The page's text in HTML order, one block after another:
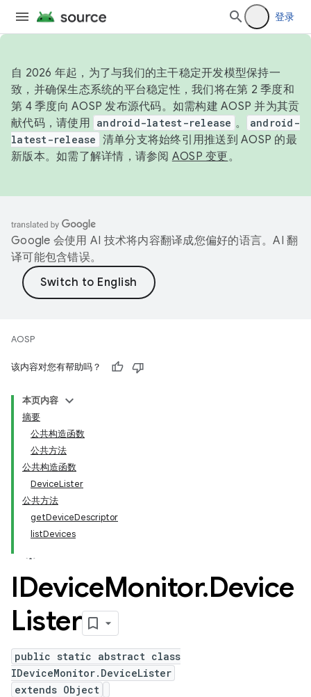
登录
自 2026 年起，为了与我们的主干稳定开发模型保持一
致，并确保生态系统的平台稳定性，我们将在第 2 季度和
第 4 季度向 AOSP 发布源代码。如需构建 AOSP 并为其贡
献代码，请使用 android-latest-release 。
android-
latest-release 清单分支将始终引用推送到 AOSP 的最
新版本。如需了解详情，请参阅 AOSP 变更。
Google 会使用 AI 技术将内容翻译成您偏好的语言。AI 翻
译可能包含错误。
AOSP
该内容对您有帮助吗？
本页内容
摘要
公共构造函数
公共方法
公共构造函数
DeviceLister
公共方法
getDeviceDescriptor
listDevices
IDeviceMonitor.Device
Lister
public static abstract class
IDeviceMonitor.DeviceLister
extends Object